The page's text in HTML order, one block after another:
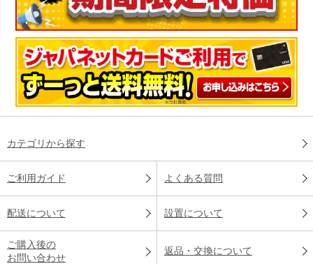
カテゴリから探す
ご利用ガイド よくある質問
配送について 設置について
ご購入後の
お問い合わせ
返品・交換について